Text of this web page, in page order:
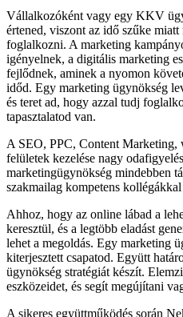
Vállalkozóként vagy egy KKV
értened, viszont az idő szűke
foglalkozni. A marketing
igényelnek, a digitális marketing
fejlődnek, aminek a nyomon
időd. Egy marketing ügynökség
és teret ad, hogy azzal tudj
tapasztalatod van.
A SEO, PPC, Content Marketing,
felületek kezelése nagy
marketingügynökség mindebben
szakmailag kompetens
Ahhoz, hogy az online lábad a
keresztül, és a legtöbb eladást
lehet a megoldás. Egy marketing
kiterjesztett csapatod. Együtt
ügynökség stratégiát készít.
eszközeidet, és segít megújítani
A sikeres együttműködés során